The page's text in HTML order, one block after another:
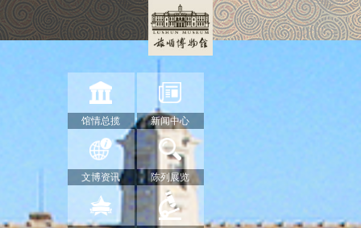
馆情总揽 新闻中心
文博资讯 陈列展览